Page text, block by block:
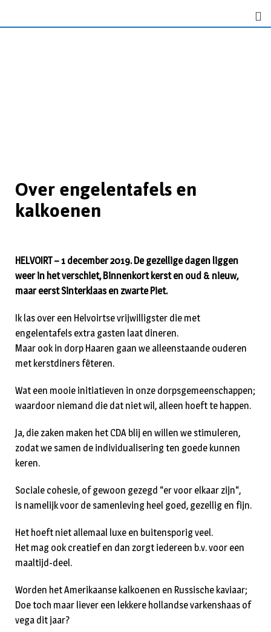
Over engelentafels en
kalkoenen
HELVOIRT – 1 december 2019. De gezellige dagen liggen
weer in het verschiet, Binnenkort kerst en oud & nieuw,
maar eerst Sinterklaas en zwarte Piet.
Ik las over een Helvoirtse vrijwilligster die met
engelentafels extra gasten laat dineren.
Maar ook in dorp Haaren gaan we alleenstaande ouderen
met kerstdiners fêteren.
Wat een mooie initiatieven in onze dorpsgemeenschappen;
waardoor niemand die dat niet wil, alleen hoeft te happen.
Ja, die zaken maken het CDA blij en willen we stimuleren,
zodat we samen de individualisering ten goede kunnen
keren.
Sociale cohesie, of gewoon gezegd “er voor elkaar zijn“,
is namelijk voor de samenleving heel goed, gezellig en fijn.
Het hoeft niet allemaal luxe en buitensporig veel.
Het mag ook creatief en dan zorgt iedereen b.v. voor een
maaltijd-deel.
Worden het Amerikaanse kalkoenen en Russische kaviaar;
Doe toch maar liever een lekkere hollandse varkenshaas of
vega dit jaar?